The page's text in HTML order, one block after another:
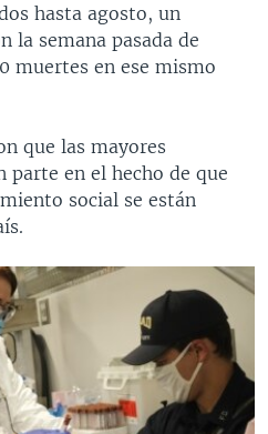
hasta agosto, un
la semana pasada de
muertes en ese mismo
que las mayores
parte en el hecho de que
social se están